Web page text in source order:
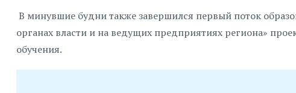
В минувшие будни также завершился первый поток
органах власти и на ведущих предприятиях региона»
обучения.